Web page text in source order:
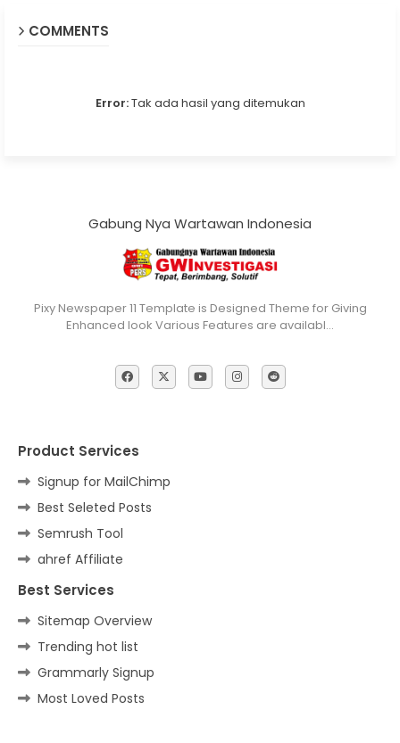
COMMENTS
Error:Tak ada hasil yang ditemukan
Gabung Nya Wartawan Indonesia
Pixy Newspaper 11 Template is Designed Theme for Giving
Enhanced look Various Features are availabl…
Product Services
Signup for MailChimp
Best Seleted Posts
Semrush Tool
ahref Affiliate
Best Services
Sitemap Overview
Trending hot list
Grammarly Signup
Most Loved Posts